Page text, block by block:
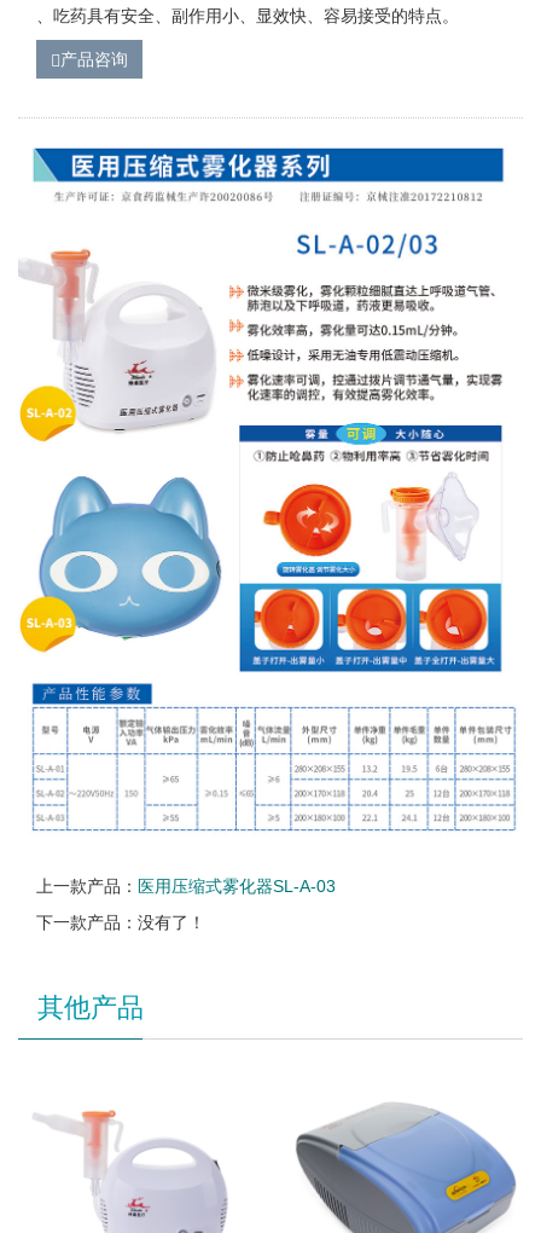
、吃药具有安全、副作用小、显效快、容易接受的特点。
产品咨询
上一款产品： 医用压缩式雾化器SL-A-03
下一款产品：没有了！
其他产品